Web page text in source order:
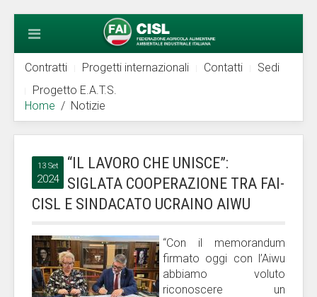
Contratti Progetti internazionali Contatti
Sedi
Progetto E.A.T.S.
Home
Notizie
13 Set
2024
“IL LAVORO CHE UNISCE”:
SIGLATA COOPERAZIONE TRA FAI-
CISL E SINDACATO UCRAINO AIWU
“Con il memorandum
firmato oggi con l’Aiwu
abbiamo voluto
riconoscere un